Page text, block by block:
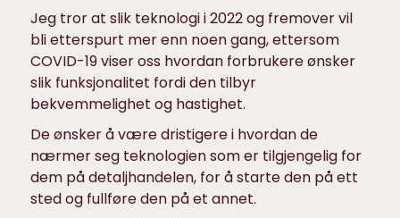
Jeg tror at slik teknologi i 2022 og fremover vil
bli etterspurt mer enn noen gang, ettersom
COVID-19 viser oss hvordan forbrukere ønsker
slik funksjonalitet fordi den tilbyr
bekvemmelighet og hastighet.
De ønsker å være dristigere i hvordan de
nærmer seg teknologien som er tilgjengelig for
dem på detaljhandelen, for å starte den på ett
sted og fullføre den på et annet.